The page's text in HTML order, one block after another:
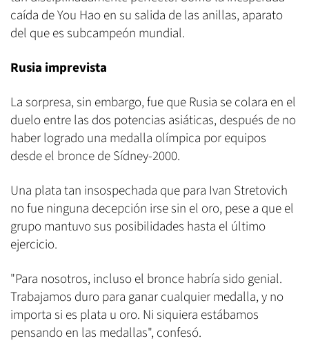
caída de You Hao en su salida de las anillas, aparato
del que es subcampeón mundial.
Rusia imprevista
La sorpresa, sin embargo, fue que Rusia se colara en el
duelo entre las dos potencias asiáticas, después de no
haber logrado una medalla olímpica por equipos
desde el bronce de Sídney-2000.
Una plata tan insospechada que para Ivan Stretovich
no fue ninguna decepción irse sin el oro, pese a que el
grupo mantuvo sus posibilidades hasta el último
ejercicio.
"Para nosotros, incluso el bronce habría sido genial.
Trabajamos duro para ganar cualquier medalla, y no
importa si es plata u oro. Ni siquiera estábamos
pensando en las medallas", confesó.